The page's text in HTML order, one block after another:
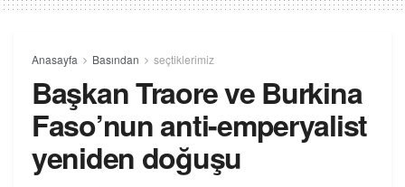
Anasayfa Basından seçtiklerimiz
Başkan Traore ve Burkina
Faso’nun anti-emperyalist
yeniden doğuşu